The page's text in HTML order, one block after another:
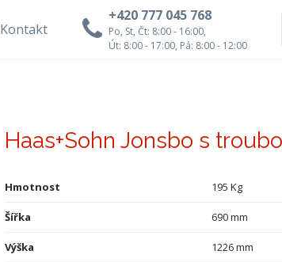
+420 777 045 768
Po, St, Čt: 8:00 - 16:00,
Út: 8:00 - 17:00, Pá: 8:00 - 12:00
Kontakt
Haas+Sohn Jonsbo s
Hmotnost 195 Kg
Šířka 690 mm
Výška 1226 mm